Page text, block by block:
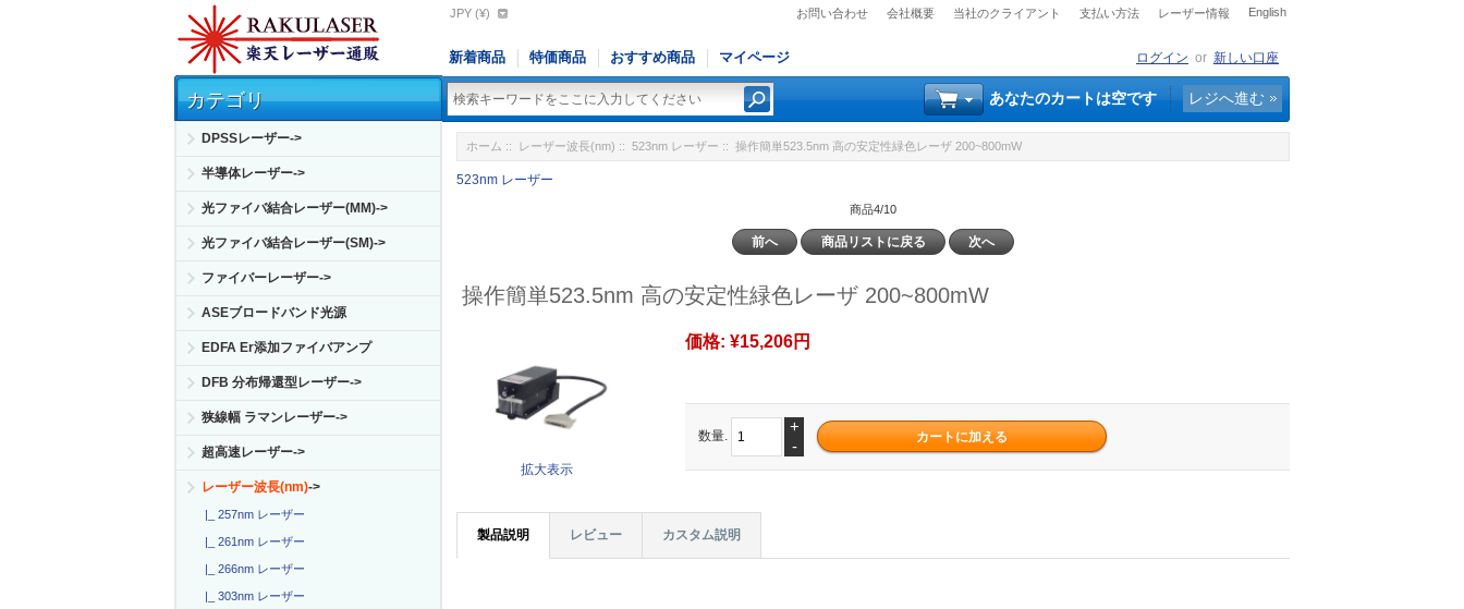
お問い合わせ 会社概要 当社のクライアント 支払い方法 レーザー情報 English
JPY (¥)
新着商品 特価商品 おすすめ商品 マイページ ログイン or 新しい口座
あなたのカートは空です レジへ進む
カテゴリ
DPSSレーザー->
半導体レーザー->
光ファイバ結合レーザー(MM)->
光ファイバ結合レーザー(SM)->
ファイバーレーザー->
ASEブロードバンド光源
EDFA Er添加ファイバアンプ
DFB 分布帰還型レーザー->
狭線幅 ラマンレーザー->
超高速レーザー->
レーザー波長(nm)->
|_ 257nm レーザー
|_ 261nm レーザー
|_ 266nm レーザー
|_ 303nm レーザー
ホーム :: レーザー波長(nm) ::523nm レーザー :: 操作簡単523.5nm 高の安定性緑色レーザ 200~800mW
523nm レーザー
商品4/10
前へ 商品リストに戻る 次へ
操作簡単523.5nm 高の安定性緑色レーザ 200~800mW
拡大表示
価格:¥15,206円
数量.
+
-
製品説明 レビュー カスタム説明